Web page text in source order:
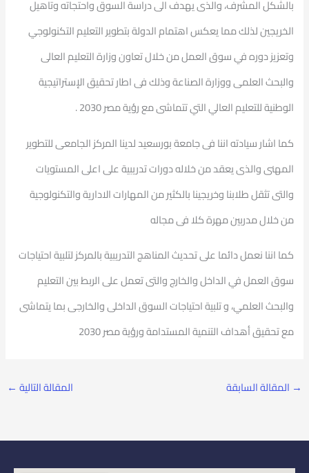
بالشكل المشرف، والذى يهدف الى دراسة السوق واحتجاته وتاهيل
الخريجين لذلك مما يعكس اهتمام الدولة بتطوير التعليم التكنولوجي
وتعزيز دوره في سوق العمل من خلال تعاون وزارة التعليم العالى
والبحث العلمى ووزارة الصناعة وذلك فى اطار تحقيق الإستراتيجية
الوطنية للتعليم العالي التي تتماشى مع رؤية مصر 2030 .
كما اشار سيادته اننا فى جامعة بورسعيد لدينا المركز الجامعى للتطوير
المهنى والذى يعقد من خلاله دورات تدريبية على اعلى المستويات
والتى تثقل طلابنا وخريجينا بالكثير من المهارات الادارية والتكنولوجية
من خلال مدربين مهرة كلا فى مجاله
كما اننا نعمل دائما على تحديث المناهج التدريبية بالمركز لتلبية احتياجات
سوق العمل في الداخل والخارج والتى تعمل على الربط بين التعليم
والبحث العلمي، و تلبية احتياجات السوق الداخلى والخارجى بما يتماشى
مع تحقيق أهداف التنمية المستدامة ورؤية مصر 2030
→ المقالة السابقة المقالة التالية ←